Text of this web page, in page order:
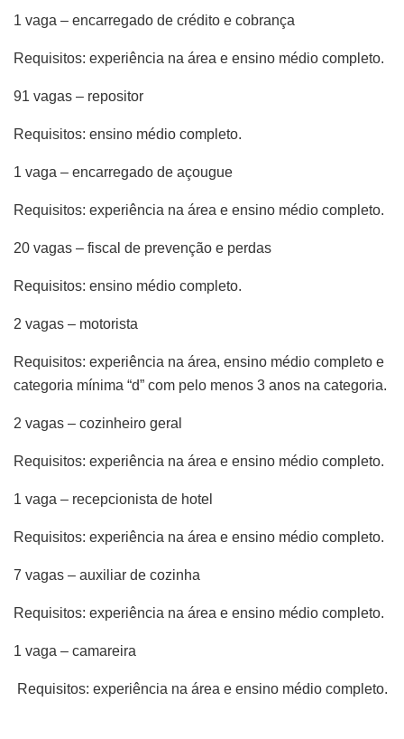
1 vaga – encarregado de crédito e cobrança
Requisitos: experiência na área e ensino médio completo.
91 vagas – repositor
Requisitos: ensino médio completo.
1 vaga – encarregado de açougue
Requisitos: experiência na área e ensino médio completo.
20 vagas – fiscal de prevenção e perdas
Requisitos: ensino médio completo.
2 vagas – motorista
Requisitos: experiência na área, ensino médio completo e
categoria mínima “d” com pelo menos 3 anos na categoria.
2 vagas – cozinheiro geral
Requisitos: experiência na área e ensino médio completo.
1 vaga – recepcionista de hotel
Requisitos: experiência na área e ensino médio completo.
7 vagas – auxiliar de cozinha
Requisitos: experiência na área e ensino médio completo.
1 vaga – camareira
Requisitos: experiência na área e ensino médio completo.